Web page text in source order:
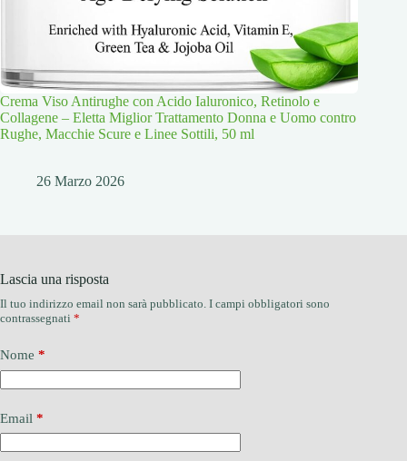
Crema Viso Antirughe con Acido Ialuronico, Retinolo e
Collagene – Eletta Miglior Trattamento Donna e Uomo contro
Rughe, Macchie Scure e Linee Sottili, 50 ml
26 Marzo 2026
Lascia una risposta
Il tuo indirizzo email non sarà pubblicato. I campi obbligatori sono
contrassegnati *
Nome *
Email *